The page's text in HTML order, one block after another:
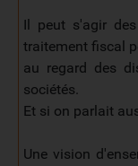
Il peut s'agir
traitement fiscal
au regard des
sociétés.
Et si on parlait
Une vision